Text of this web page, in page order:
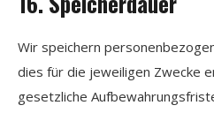
Wir speichern
dies für die jeweiligen Zwecke
gesetzliche